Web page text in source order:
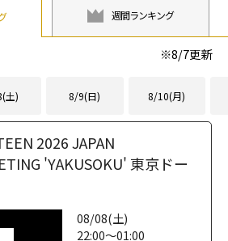
週間ランキング
※8/7更新
土) 8/9(日) 8/10(月)
2026 JAPAN
'YAKUSOKU' 東京ドー
08/08(土)
22:00～01:00